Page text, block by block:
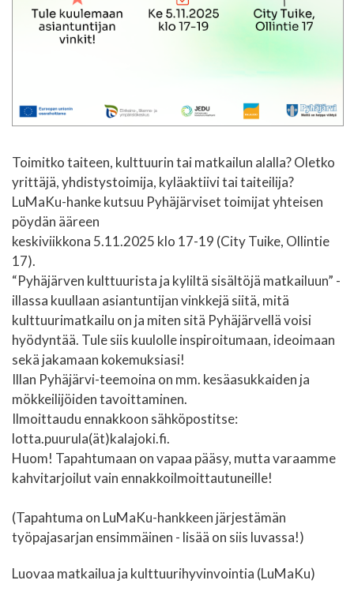
Toimitko taiteen, kulttuurin tai matkailun alalla? Oletko
yrittäjä, yhdistystoimija, kyläaktiivi tai taiteilija?
LuMaKu-hanke kutsuu Pyhäjärviset toimijat yhteisen
pöydän ääreen
keskiviikkona 5.11.2025 klo 17-19 (City Tuike, Ollintie
17).
“Pyhäjärven kulttuurista ja kyliltä sisältöjä matkailuun” -
illassa kuullaan asiantuntijan vinkkejä siitä, mitä
kulttuurimatkailu on ja miten sitä Pyhäjärvellä voisi
hyödyntää. Tule siis kuulolle inspiroitumaan, ideoimaan
sekä jakamaan kokemuksiasi!
Illan Pyhäjärvi-teemoina on mm. kesäasukkaiden ja
mökkeilijöiden tavoittaminen.
Ilmoittaudu ennakkoon sähköpostitse:
lotta.puurula(ät)kalajoki.fi.
Huom! Tapahtumaan on vapaa pääsy, mutta varaamme
kahvitarjoilut vain ennakkoilmoittautuneille!
(Tapahtuma on LuMaKu-hankkeen järjestämän
työpajasarjan ensimmäinen - lisää on siis luvassa!)
Luovaa matkailua ja kulttuurihyvinvointia (LuMaKu)